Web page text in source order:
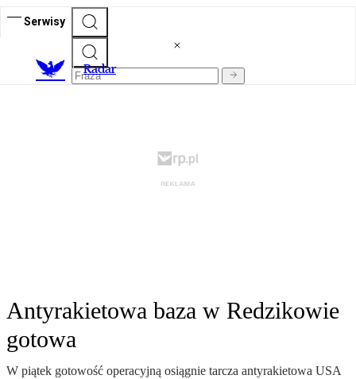
Serwisy
Radar
Antyrakietowa baza w Redzikowie
gotowa
W piątek gotowość operacyjną osiągnie tarcza antyrakietowa USA